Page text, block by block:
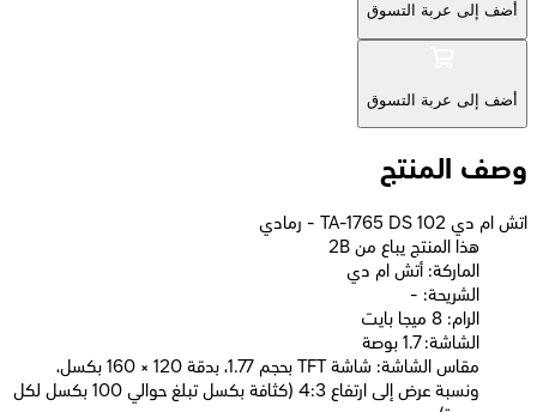
أضف إلى عربة التسوق
أضف إلى عربة التسوق
وصف المنتج
اتش ام دي 102 TA-1765 DS - رمادي
2B هذا المنتج يباع من
الماركة: أتش ام دي
الشريحة: -
الرام: 8 ميجا بايت
الشاشة: 1.7 بوصة
مقاس الشاشة: شاشة TFT بحجم 1.77، بدقة 120 × 160 بكسل،
ونسبة عرض إلى ارتفاع 4:3 (كثافة بكسل تبلغ حوالي 100 بكسل لكل